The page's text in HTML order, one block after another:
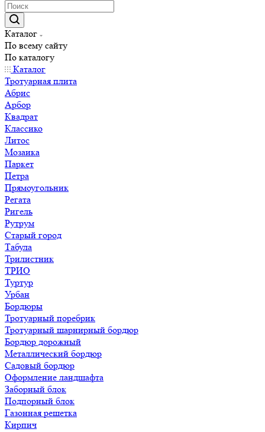
Каталог
По всему сайту
По каталогу
Каталог
Тротуарная плита
Абрис
Арбор
Квадрат
Классико
Литос
Мозаика
Паркет
Петра
Прямоугольник
Регата
Ригель
Рутрум
Старый город
Табула
Трилистник
ТРИО
Туртур
Урбан
Бордюры
Тротуарный поребрик
Тротуарный шарнирный бордюр
Бордюр дорожный
Металлический бордюр
Садовый бордюр
Оформление ландшафта
Заборный блок
Подпорный блок
Газонная решетка
Кирпич